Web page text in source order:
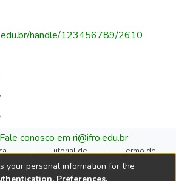
handle/123456789/2610
Fale conosco em ri@ifro.edu.br
do RI
Tutorial de
Submissão
Termo de
Autorização
do TCC
Resoluções
your personal information for the